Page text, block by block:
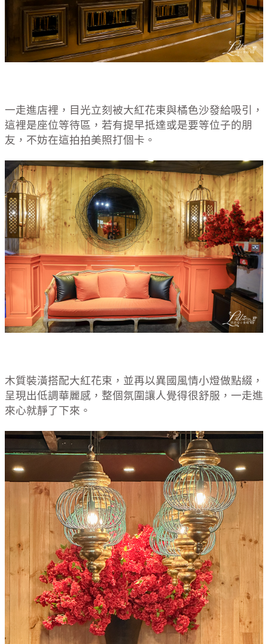
一走進店裡，目光立刻被大紅花束與橘色沙發給吸引，
這裡是座位等待區，若有提早抵達或是要等位子的朋
友，不妨在這拍拍美照打個卡。
木質裝潢搭配大紅花束，並再以異國風情小燈做點綴，
呈現出低調華麗感，整個氛圍讓人覺得很舒服，一走進
來心就靜了下來。